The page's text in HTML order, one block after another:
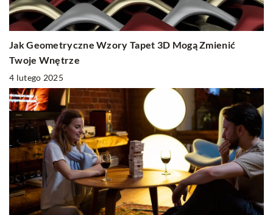
Jak Geometryczne Wzory Tapet 3D Mogą Zmienić
Twoje Wnętrze
4 lutego 2025